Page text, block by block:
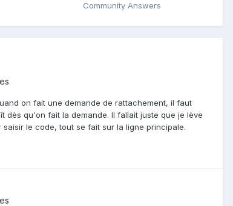
Community Answers
on fait une demande de rattachement, il faut
dès qu'on fait la demande. Il fallait juste que je lève
le code, tout se fait sur la ligne principale.